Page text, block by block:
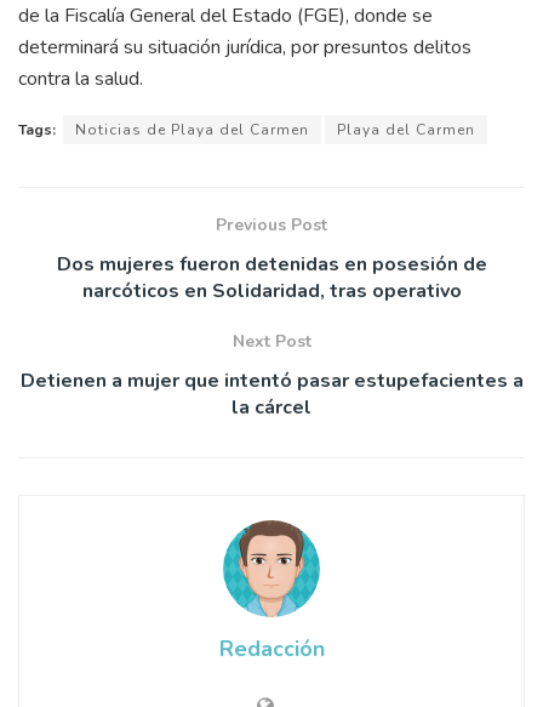
de la Fiscalía General del Estado (FGE), donde se
determinará su situación jurídica, por presuntos delitos
contra la salud.
Tags: Noticias de Playa del Carmen Playa del Carmen
Previous Post
Dos mujeres fueron detenidas en posesión de
narcóticos en Solidaridad, tras operativo
Next Post
Detienen a mujer que intentó pasar estupefacientes a
la cárcel
Redacción